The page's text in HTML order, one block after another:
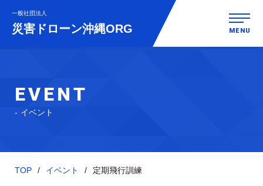
一般社団法人
災害ドローン沖縄ORG MENU
EVENT
イベント
TOP イベント 定期飛行訓練